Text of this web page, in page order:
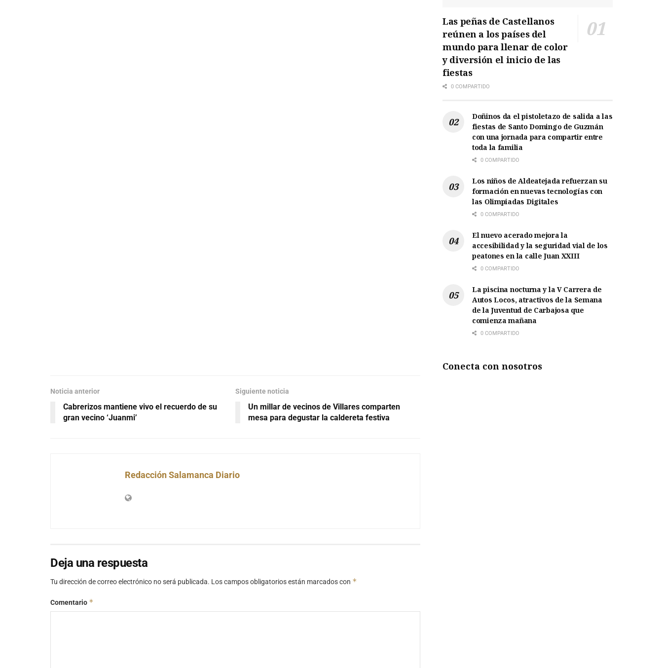
Noticia anterior
Cabrerizos mantiene vivo el recuerdo de su
gran vecino ‘Juanmi’
Siguiente noticia
Un millar de vecinos de Villares comparten
mesa para degustar la caldereta festiva
Redacción Salamanca Diario
Deja una respuesta
Tu dirección de correo electrónico no será publicada. Los campos obligatorios están marcados con *
Comentario *
Las peñas de Castellanos
reúnen a los países del
mundo para llenar de color
y diversión el inicio de las
fiestas
0 COMPARTIDO
Doñinos da el pistoletazo de salida a las
fiestas de Santo Domingo de Guzmán
con una jornada para compartir entre
toda la familia
0 COMPARTIDO
Los niños de Aldeatejada refuerzan su
formación en nuevas tecnologías con
las Olimpiadas Digitales
0 COMPARTIDO
El nuevo acerado mejora la
accesibilidad y la seguridad vial de los
peatones en la calle Juan XXIII
0 COMPARTIDO
La piscina nocturna y la V Carrera de
Autos Locos, atractivos de la Semana
de la Juventud de Carbajosa que
comienza mañana
0 COMPARTIDO
Conecta con nosotros